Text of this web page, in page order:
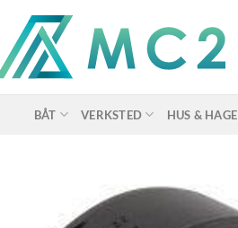
BÅT VERKSTED HUS & HAGE